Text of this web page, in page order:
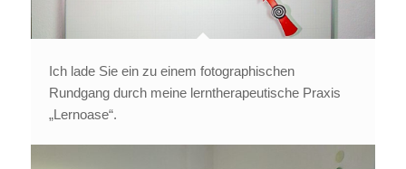
Ich lade Sie ein zu einem fotographischen
Rundgang durch meine lerntherapeutische Praxis
„Lernoase“.